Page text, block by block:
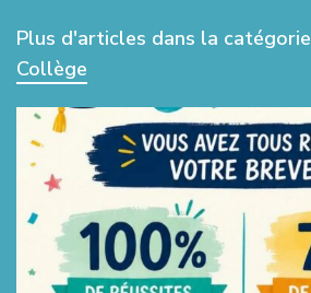
Plus d'articles dans la catégorie
Collège